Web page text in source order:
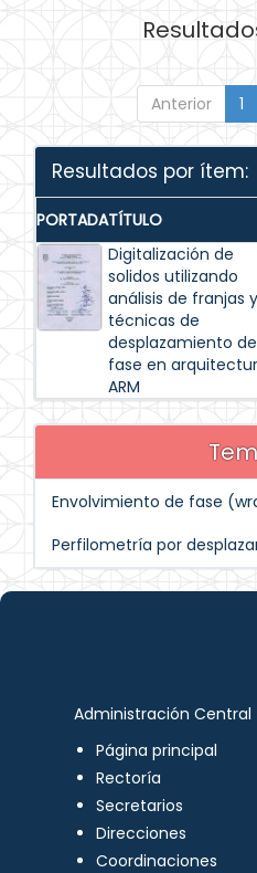
Anterior 1
Resultados por ítem:
PORTADATÍTULO
Digitalización de
solidos utilizando
análisis de franjas y
técnicas de
desplazamiento de
fase en
ARM
Envolvimiento de fase
Perfilometría por
Administración Central
Página principal
Rectoría
Secretarios
Direcciones
Coordinaciones